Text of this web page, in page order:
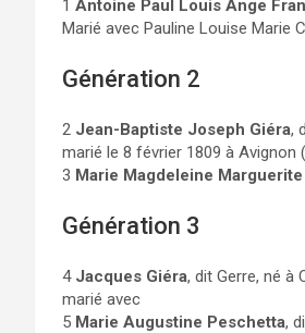
1 Antoine Paul Louis Ange
Marié avec Pauline Louise Marie
Génération 2
2 Jean-Baptiste Joseph Giéra,
marié le 8 février 1809 à Avignon
3 Marie Magdeleine
Génération 3
4 Jacques Giéra, dit Gerre, né à
marié avec
5 Marie Augustine Peschetta,